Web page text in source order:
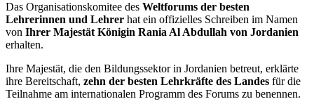
Das Organisationskomitee des Weltforums der besten
Lehrerinnen und Lehrer hat ein offizielles Schreiben im Namen
von Ihrer Majestät Königin Rania Al Abdullah von Jordanien
erhalten.
Ihre Majestät, die den Bildungssektor in Jordanien betreut, erklärte
ihre Bereitschaft, zehn der besten Lehrkräfte des Landes für die
Teilnahme am internationalen Programm des Forums zu benennen.